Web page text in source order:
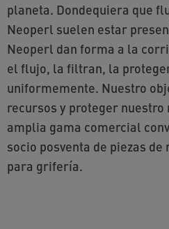
planeta. Dondequiera que
Neoperl suelen estar
Neoperl dan forma a la
el flujo, la filtran, la
uniformemente. Nuestro
recursos y proteger nuestro
amplia gama comercial
socio posventa de piezas
para grifería.